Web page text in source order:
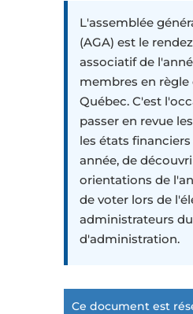
L'assemblée
(AGA) est le
associatif de
membres en règle
Québec. C'est
passer en revue
les états
année, de
orientations de
de voter lors de
administrateurs
d'administration.
Ce document est